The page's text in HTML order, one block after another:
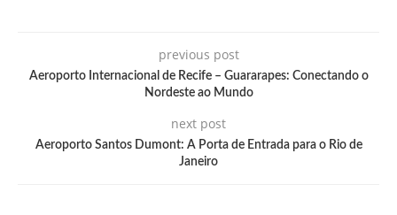
previous post
Aeroporto Internacional de Recife – Guararapes: Conectando o
Nordeste ao Mundo
next post
Aeroporto Santos Dumont: A Porta de Entrada para o Rio de
Janeiro